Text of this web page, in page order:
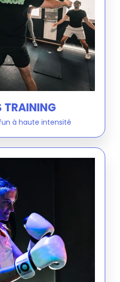
TRAINING
à haute intensité